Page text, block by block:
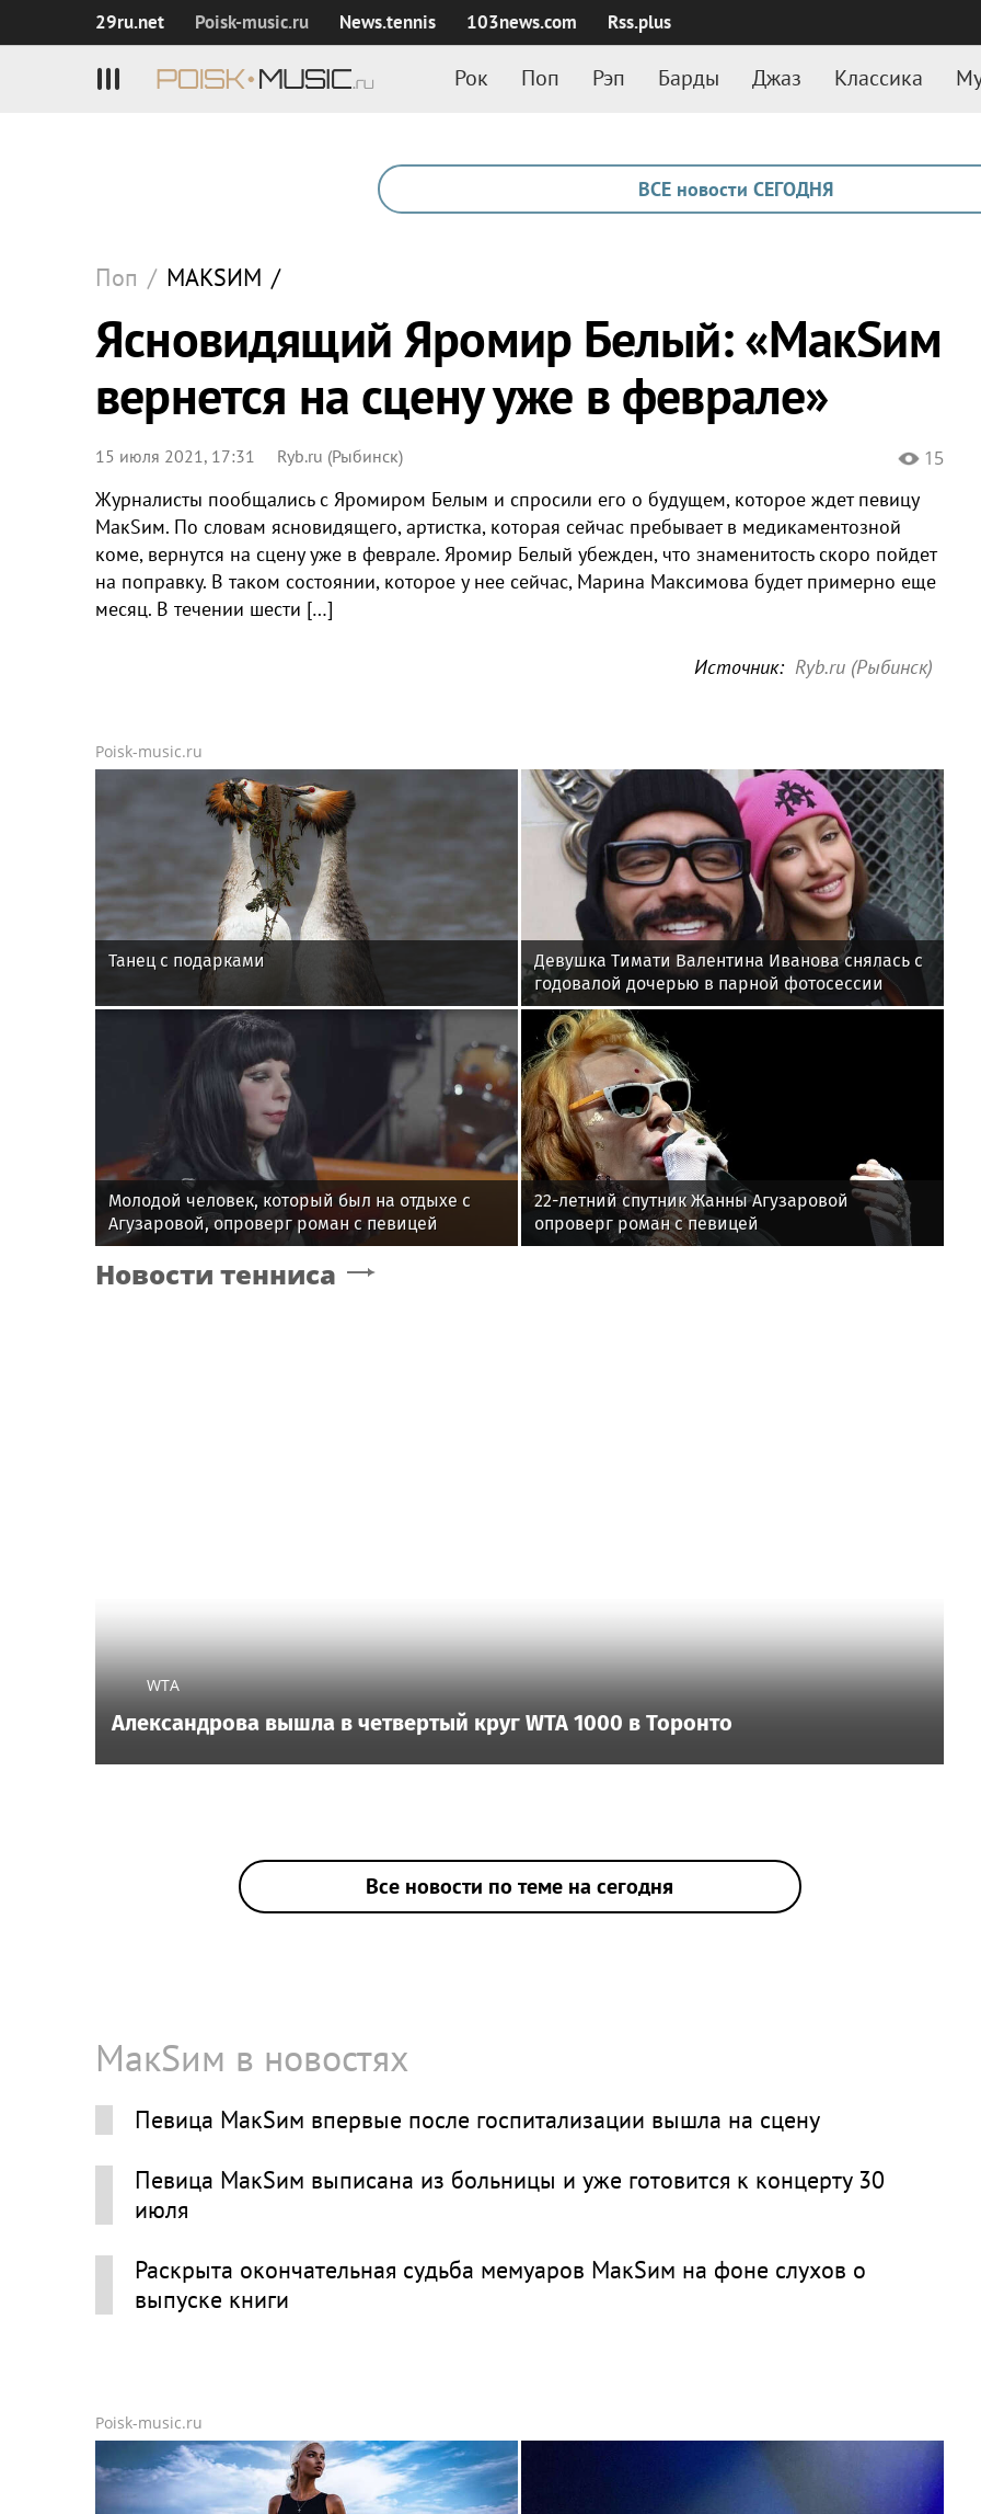
29ru.net Poisk‑music.ru News.tennis 103news.com Rss.plus
Рок Поп Рэп Барды Джаз Классика
ВСЕ новости СЕГОДНЯ
Поп / МАКSИМ /
Ясновидящий Яромир Белый: «МакSим
вернется на сцену уже в феврале»
15 июля 2021, 17:31 Ryb.ru (Рыбинск) 15
Журналисты пообщались с Яромиром Белым и спросили его о будущем, которое ждет певицу
МакSим. По словам ясновидящего, артистка, которая сейчас пребывает в медикаментозной
коме, вернутся на сцену уже в феврале. Яромир Белый убежден, что знаменитость скоро пойдет
на поправку. В таком состоянии, которое у нее сейчас, Марина Максимова будет примерно еще
месяц. В течении шести […]
Источник: Ryb.ru (Рыбинск)
Poisk-music.ru
Танец с подарками
Девушка Тимати Валентина Иванова снялась с
годовалой дочерью в парной фотосессии
Молодой человек, который был на отдыхе с
Агузаровой, опроверг роман с певицей
22-летний спутник Жанны Агузаровой
опроверг роман с певицей
Новости тенниса
WTA
Александрова вышла в четвертый круг WTA 1000 в Торонто
Все новости по теме на сегодня
МакSим в новостях
Певица МакSим впервые после госпитализации вышла на сцену
Певица МакSим выписана из больницы и уже готовится к концерту 30
июля
Раскрыта окончательная судьба мемуаров МакSим на фоне слухов о
выпуске книги
Poisk-music.ru